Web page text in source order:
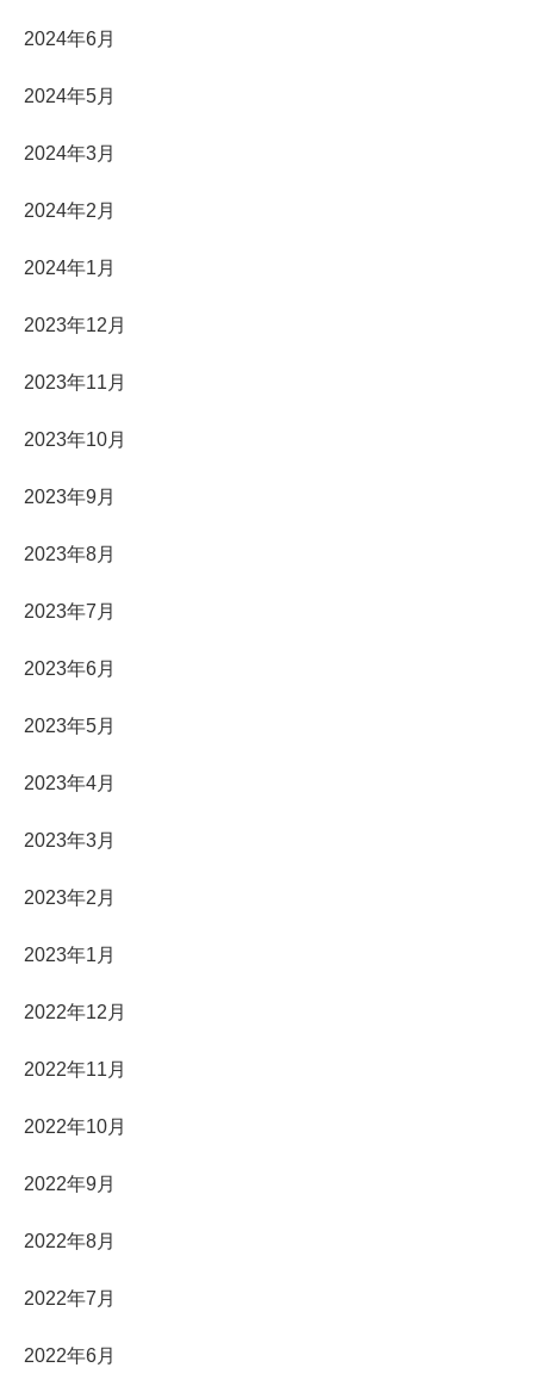
2024年6月
2024年5月
2024年3月
2024年2月
2024年1月
2023年12月
2023年11月
2023年10月
2023年9月
2023年8月
2023年7月
2023年6月
2023年5月
2023年4月
2023年3月
2023年2月
2023年1月
2022年12月
2022年11月
2022年10月
2022年9月
2022年8月
2022年7月
2022年6月